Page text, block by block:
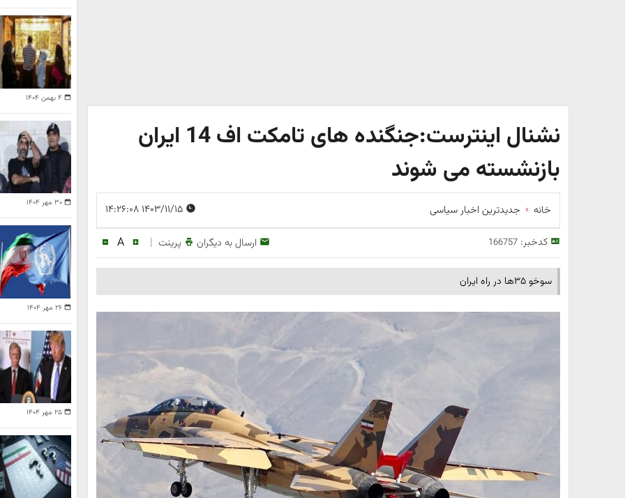
نشنال اینترست:جنگنده های تامکت اف 14 ایران
بازنشسته می شوند
خانه جدیدترین اخبار سیاسی
کدخبر:166757 ارسال به دیگران پرینت |
A
سوخو ۳۵‌ها در راه ایران
۴ بهمن ۱۴۰۴
۳۰ مهر ۱۴۰۴
۲۶ مهر ۱۴۰۴
۲۵ مهر ۱۴۰۴